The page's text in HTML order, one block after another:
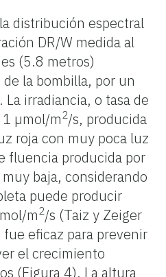
distribución espectral
DR/W medida al
(5.8 metros)
la bombilla, por un
irradiancia, o tasa de
µmol/m2/s, producida
roja con muy poca luz
fluencia producida por
baja, considerando
puede producir
m2/s (Taiz y Zeiger
eficaz para prevenir
el crecimiento
(Figura 4). La altura